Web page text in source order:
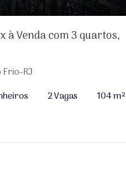
à Venda com 3 quartos,
Frio-RJ
2 Vagas
104 m²